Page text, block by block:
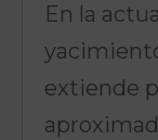
En la
extiende